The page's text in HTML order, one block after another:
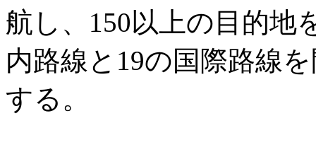
航し、150以上の目的地
内路線と19の国際路線
する。